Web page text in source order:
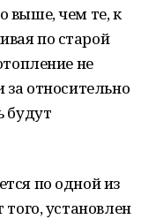
выше, чем те, к
по старой
не
относительно
будут
по одной из
установлен